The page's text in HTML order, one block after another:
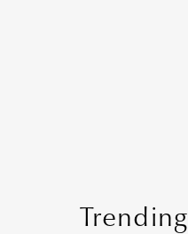
Trending